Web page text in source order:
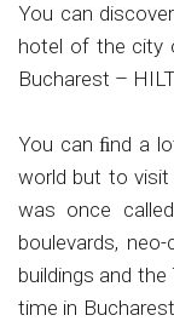
You can
hotel of the city
Bucharest –
You can ﬁnd a
world but to
was once
boulevards,
buildings and
time in